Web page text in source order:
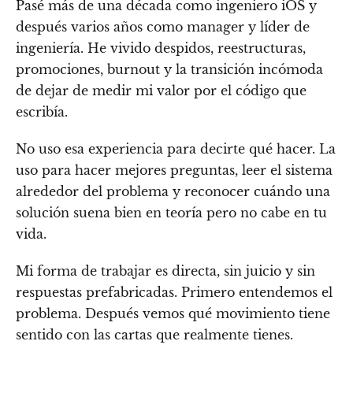
Pasé más de una década como ingeniero iOS y
después varios años como manager y líder de
ingeniería. He vivido despidos, reestructuras,
promociones, burnout y la transición incómoda
de dejar de medir mi valor por el código que
escribía.
No uso esa experiencia para decirte qué hacer. La
uso para hacer mejores preguntas, leer el sistema
alrededor del problema y reconocer cuándo una
solución suena bien en teoría pero no cabe en tu
vida.
Mi forma de trabajar es directa, sin juicio y sin
respuestas prefabricadas. Primero entendemos el
problema. Después vemos qué movimiento tiene
sentido con las cartas que realmente tienes.